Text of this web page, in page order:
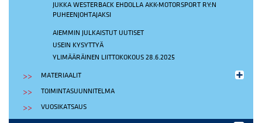
JUKKA WESTERBACK EHDOLLA AKK-MOTORSPORT RY:N
PUHEENJOHTAJAKSI
AIEMMIN JULKAISTUT UUTISET
USEIN KYSYTTYÄ
YLIMÄÄRÄINEN LIITTOKOKOUS 28.6.2025
MATERIAALIT
TOIMINTASUUNNITELMA
VUOSIKATSAUS